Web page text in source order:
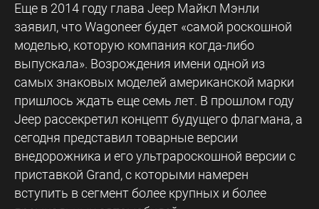
Еще в 2014 году глава Jeep Майкл Мэнли
заявил, что Wagoneer будет «самой роскошной
моделью, которую компания когда-либо
выпускала». Возрождения имени одной из
самых знаковых моделей американской марки
пришлось ждать еще семь лет. В прошлом году
Jeep рассекретил концепт будущего флагмана, а
сегодня представил товарные версии
внедорожника и его ультрароскошной версии с
приставкой Grand, с которыми намерен
вступить в сегмент более крупных и более